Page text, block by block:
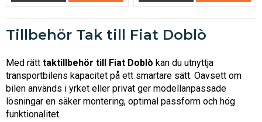
Tillbehör Tak till Fiat Doblò
Med rätt taktillbehör till Fiat Doblò kan du utnyttja
transportbilens kapacitet på ett smartare sätt. Oavsett om
bilen används i yrket eller privat ger modellanpassade
lösningar en säker montering, optimal passform och hög
funktionalitet.